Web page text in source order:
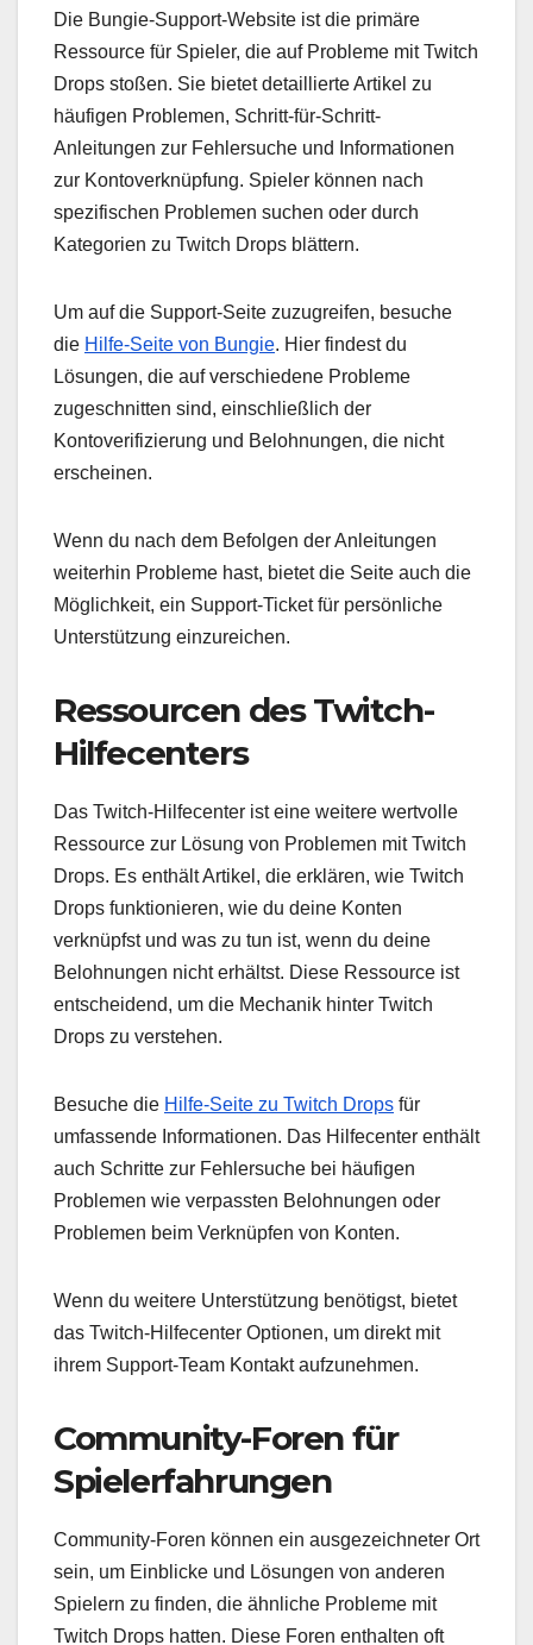
Die Bungie-Support-Website ist die primäre
Ressource für Spieler, die auf Probleme mit Twitch
Drops stoßen. Sie bietet detaillierte Artikel zu
häufigen Problemen, Schritt-für-Schritt-
Anleitungen zur Fehlersuche und Informationen
zur Kontoverknüpfung. Spieler können nach
spezifischen Problemen suchen oder durch
Kategorien zu Twitch Drops blättern.
Um auf die Support-Seite zuzugreifen, besuche
die Hilfe-Seite von Bungie. Hier findest du
Lösungen, die auf verschiedene Probleme
zugeschnitten sind, einschließlich der
Kontoverifizierung und Belohnungen, die nicht
erscheinen.
Wenn du nach dem Befolgen der Anleitungen
weiterhin Probleme hast, bietet die Seite auch die
Möglichkeit, ein Support-Ticket für persönliche
Unterstützung einzureichen.
Ressourcen des Twitch-
Hilfecenters
Das Twitch-Hilfecenter ist eine weitere wertvolle
Ressource zur Lösung von Problemen mit Twitch
Drops. Es enthält Artikel, die erklären, wie Twitch
Drops funktionieren, wie du deine Konten
verknüpfst und was zu tun ist, wenn du deine
Belohnungen nicht erhältst. Diese Ressource ist
entscheidend, um die Mechanik hinter Twitch
Drops zu verstehen.
Besuche die Hilfe-Seite zu Twitch Drops für
umfassende Informationen. Das Hilfecenter enthält
auch Schritte zur Fehlersuche bei häufigen
Problemen wie verpassten Belohnungen oder
Problemen beim Verknüpfen von Konten.
Wenn du weitere Unterstützung benötigst, bietet
das Twitch-Hilfecenter Optionen, um direkt mit
ihrem Support-Team Kontakt aufzunehmen.
Community-Foren für
Spielerfahrungen
Community-Foren können ein ausgezeichneter Ort
sein, um Einblicke und Lösungen von anderen
Spielern zu finden, die ähnliche Probleme mit
Twitch Drops hatten. Diese Foren enthalten oft